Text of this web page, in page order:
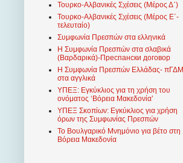
Τουρκο-Αλβανικές Σχέσεις (Μέρος Δ΄)
Τουρκο-Αλβανικές Σχέσεις (Μέρος Ε΄-
τελευταίο)
Συμφωνία Πρεσπών στα ελληνικά
Η Συμφωνία Πρεσπών στα σλαβικά
(Βαρδαρικά)-Преспански договор
Η Συμφωνία Πρεσπών Ελλάδας- πΓΔΜ
στα αγγλικά
ΥΠΕΞ: Εγκύκλιος για τη χρήση του
ονόματος ‘Βόρεια Μακεδονία’
ΥΠΕΞ Σκοπίων: Εγκύκλιος για χρήση
όρων της Συμφωνίας Πρεσπών
Το Βουλγαρικό Μνημόνιο για βέτο στη
Βόρεια Μακεδονία